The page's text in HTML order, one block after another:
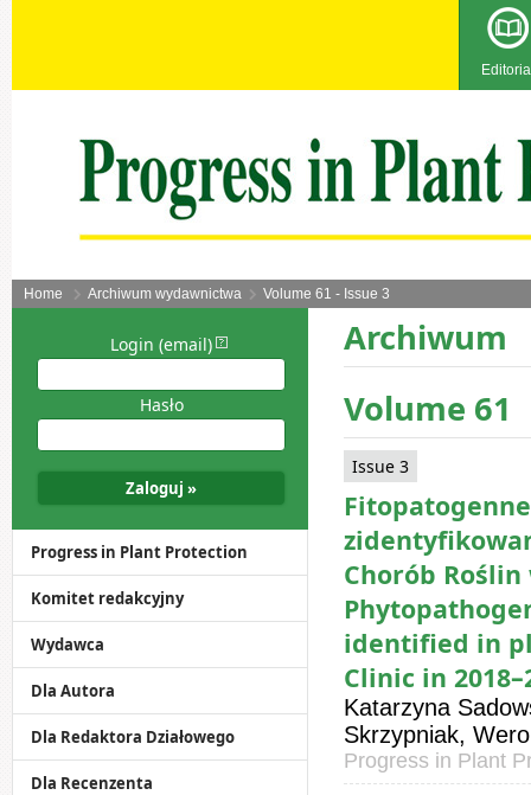
Home Archiwum wydawnictwa Volume 61 - Issue 3
Login (email)
Hasło
Progress in Plant Protection
Komitet redakcyjny
Wydawca
Dla Autora
Dla Redaktora Działowego
Dla Recenzenta
Archiwum
Volume 61
Issue 3
Chorób Roślin
identified in
Clinic in
Katarzyna
Skrzypniak,
Progress in Plant